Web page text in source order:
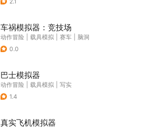
车祸模拟器：竞技场
动作冒险 载具模拟 赛车
脑洞
0.0
巴士模拟器
动作冒险 载具模拟
写实
1.4
真实飞机模拟器